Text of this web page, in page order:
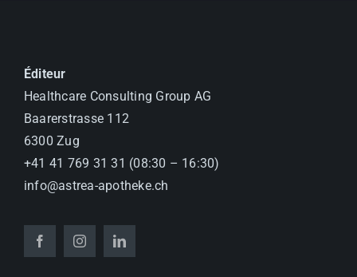
Éditeur
Healthcare Consulting Group AG
Baarerstrasse 112
6300 Zug
+41 41 769 31 31 (08:30 – 16:30)
info@astrea-apotheke.ch